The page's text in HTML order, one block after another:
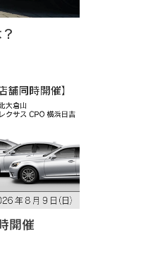
開催